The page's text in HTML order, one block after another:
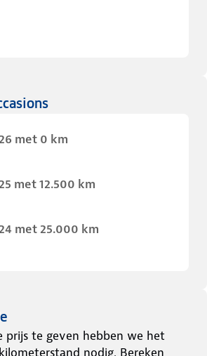
met 0 km
met 12.500 km
met 25.000 km
prijs te geven hebben we het
nodig. Bereken